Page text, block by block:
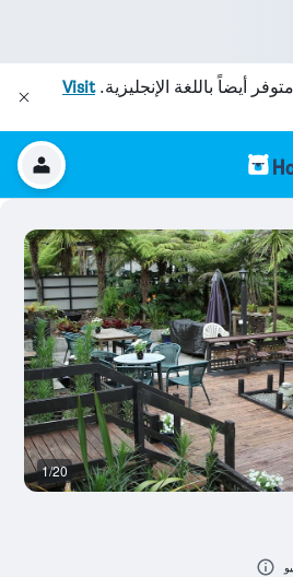
متوفر أيضاً باللغة الإنجليزية.Visit
1/20